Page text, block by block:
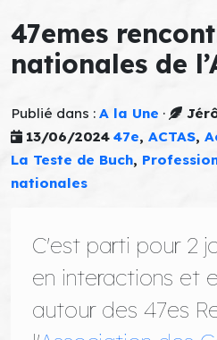
47emes
nationales de
Publié dans : A la Une ·
13/06/2024 47e,ACTAS,
La Teste de Buch,
nationales
C'est parti pour 2
en interactions et
autour des 47es